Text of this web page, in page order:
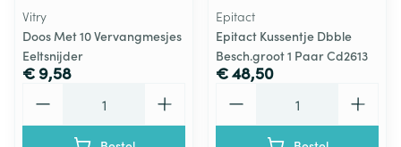
Vitry
Doos Met 10 Vervangmesjes
Eeltsnijder
€ 9,58
Epitact
Epitact Kussentje Dbble
Besch.groot 1 Paar Cd2613
€ 48,50